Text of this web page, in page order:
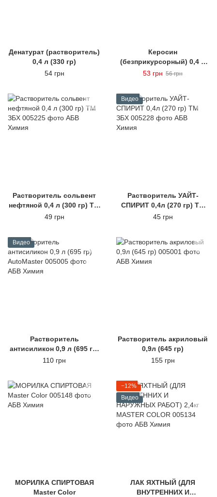
Денатурат (растворитель)
0,4 л (330 гр)
54 грн
Керосин
(безприкурсорный) 0,4 л
(295 гр)
53 грн 56 грн
Растворитель сольвент
нефтяной 0,4 л (300 гр) ТМ
ЗБХ
49 грн
Видео
Растворитель УАЙТ-
СПИРИТ 0,4л (270 гр) ТМ
ЗБХ
45 грн
Видео
Растворитель
антисиликон 0,9 л (695 гр)
AutoMaster
110 грн
Растворитель акриловый
0,9л (645 гр)
155 грн
МОРИЛКА СПИРТОВАЯ
Master Color
−12%
Видео
ЛАК ЯХТНЫЙ (ДЛЯ
ВНУТРЕННИХ И